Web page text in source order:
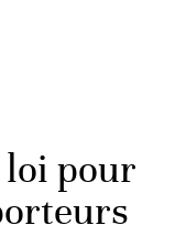
pour